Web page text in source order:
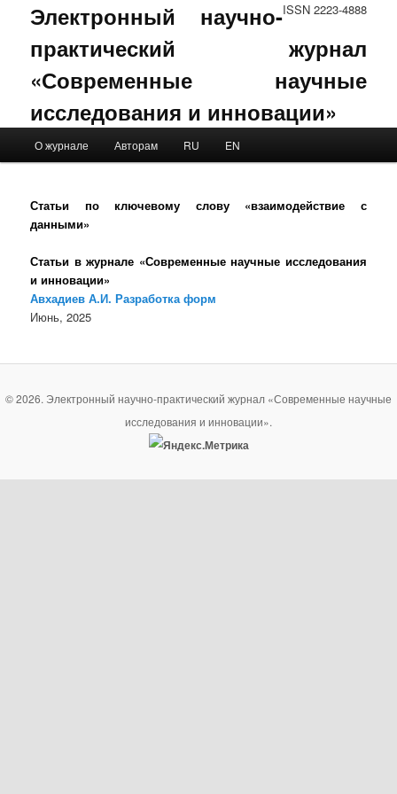
ISSN 2223-4888
Электронный научно-
практический журнал
«Современные научные
исследования и инновации»
Skip to primary content
Skip to secondary content
О журнале Авторам RU EN
Статьи по ключевому слову «взаимодействие с
данными»
Статьи в журнале «Современные научные исследования
и инновации»
Авхадиев А.И. Разработка форм
Июнь, 2025
© 2026. Электронный научно-практический журнал «Современные научные
исследования и инновации».